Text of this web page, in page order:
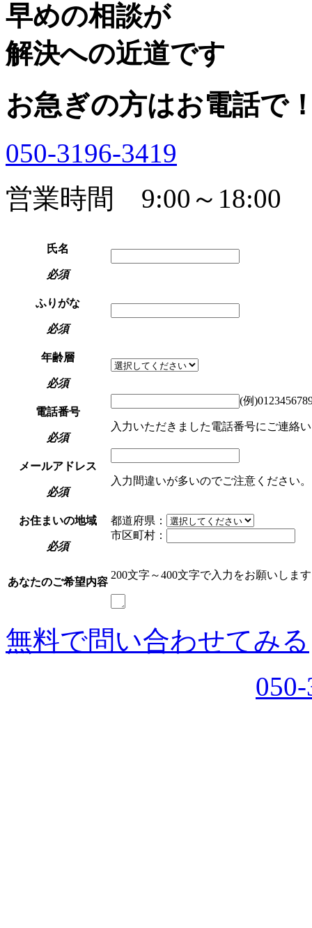
早めの相談が
解決への近道です
お急ぎの方はお電話で
050-3196-3419
営業時間 9:00～18:00
氏名
必須
ふりがな
必須
年齢層
必須
電話番号
必須
(例
入力いただきました電話番号にご連絡
メールアドレス
必須
入力間違いが多いのでご注意ください。
お住まいの地域
必須
都道府県：
市区町村：
あなたのご希望内容
200文字～400文字で入力をお願いしま
無料で問い合わせてみる